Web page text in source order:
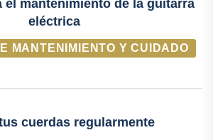
el mantenimiento de la guitarra
eléctrica
MANTENIMIENTO Y CUIDADO
cuerdas regularmente